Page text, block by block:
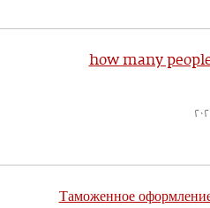
how many
Таможенное